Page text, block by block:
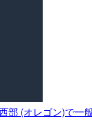
(オレゴン)で一